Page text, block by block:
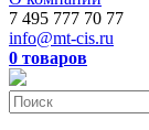
7 495 777 70 77
info@mt-cis.ru
0 товаров